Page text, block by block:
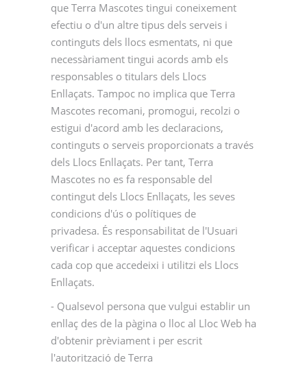
que Terra Mascotes tingui coneixement
efectiu o d'un altre tipus dels serveis i
continguts dels llocs esmentats, ni que
necessàriament tingui acords amb els
responsables o titulars dels Llocs
Enllaçats. Tampoc no implica que Terra
Mascotes recomani, promogui, recolzi o
estigui d'acord amb les declaracions,
continguts o serveis proporcionats a través
dels Llocs Enllaçats. Per tant, Terra
Mascotes no es fa responsable del
contingut dels Llocs Enllaçats, les seves
condicions d'ús o polítiques de
privadesa. És responsabilitat de l'Usuari
verificar i acceptar aquestes condicions
cada cop que accedeixi i utilitzi els Llocs
Enllaçats.
- Qualsevol persona que vulgui establir un
enllaç des de la pàgina o lloc al Lloc Web ha
d'obtenir prèviament i per escrit
l'autorització de Terra